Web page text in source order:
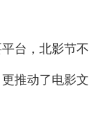
台，北影节不
推动了电影文